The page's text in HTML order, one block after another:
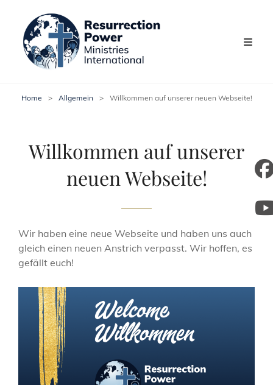
Home > Allgemein > Willkommen auf unserer neuen Webseite!
Willkommen auf unserer
neuen Webseite!
Wir haben eine neue Webseite und haben uns auch
gleich einen neuen Anstrich verpasst. Wir hoffen, es
gefällt euch!